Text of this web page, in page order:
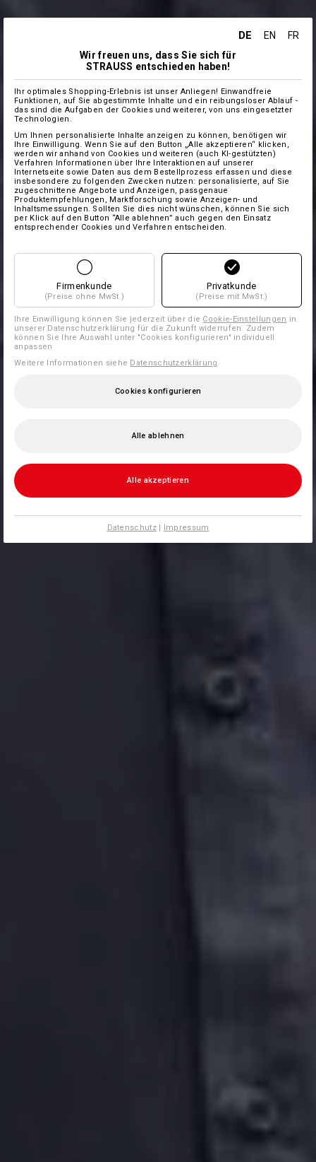
DE EN
FR
Wir freuen uns, dass Sie sich für
STRAUSS entschieden haben!
Ihr optimales Shopping-Erlebnis ist unser Anliegen! Einwandfreie
Funktionen, auf Sie abgestimmte Inhalte und ein reibungsloser Ablauf -
das sind die Aufgaben der Cookies und weiterer, von uns eingesetzter
Technologien.
Um Ihnen personalisierte Inhalte anzeigen zu können, benötigen wir
Ihre Einwilligung. Wenn Sie auf den Button „Alle akzeptieren“ klicken,
werden wir anhand von Cookies und weiteren (auch KI-gestützten)
Verfahren Informationen über Ihre Interaktionen auf unserer
Internetseite sowie Daten aus dem Bestellprozess erfassen und diese
insbesondere zu folgenden Zwecken nutzen: personalisierte, auf Sie
zugeschnittene Angebote und Anzeigen, passgenaue
Produktempfehlungen, Marktforschung sowie Anzeigen- und
Inhaltsmessungen. Sollten Sie dies nicht wünschen, können Sie sich
per Klick auf den Button “Alle ablehnen” auch gegen den Einsatz
entsprechender Cookies und Verfahren entscheiden.
Firmenkunde
(Preise ohne MwSt.)
Privatkunde
(Preise mit MwSt.)
Ihre Einwilligung können Sie jederzeit über die Cookie-Einstellungen in
unserer Datenschutzerklärung für die Zukunft widerrufen. Zudem
können Sie Ihre Auswahl unter "Cookies konfigurieren" individuell
anpassen
Weitere Informationen siehe Datenschutzerklärung.
Cookies konfigurieren
Alle ablehnen
Alle akzeptieren
Datenschutz| Impressum